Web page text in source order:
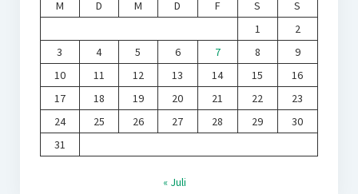
M D M D F S
S
1
2
3
4 5 6 7 8
9
10
11 12 13 14 15
16
17
18 19 20 21 22
23
24
25 26 27 28 29
30
31
« Juli